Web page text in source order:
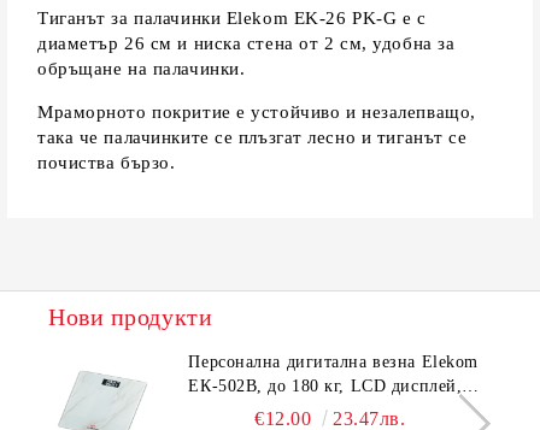
Тиганът за палачинки Elekom EK-26 PK-G е с
диаметър 26 см и ниска стена от 2 см, удобна за
обръщане на палачинки.
Мраморното покритие е устойчиво и незалепващо,
така че палачинките се плъзгат лесно и тиганът се
почиства бързо.
Нови продукти
Персонална дигитална везна Elekom
ЕК-502B, до 180 кг, LCD дисплей,
Темперирано стъкло - 6.0 мм,
€12.00 23.47лв.